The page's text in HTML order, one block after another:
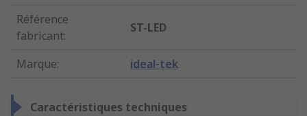
Référence
fabricant:
ST-LED
Marque: ideal-tek
Caractéristiques techniques